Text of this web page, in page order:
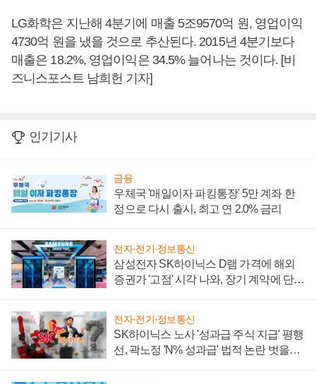
LG화학은 지난해 4분기에 매출 5조9570억 원, 영업이익
4730억 원을 냈을 것으로 추산된다. 2015년 4분기보다
매출은 18.2%, 영업이익은 34.5% 늘어나는 것이다. [비
즈니스포스트 남희헌 기자]
인기기사
금융
우체국 '매일이자 파킹통장' 5만 계좌 한
정으로 다시 출시, 최고 연 2.0% 금리
전자·전기·정보통신
삼성전자 SK하이닉스 D램 가격에 해외
증권가 '고점' 시각 나와, 장기 계약에 단점
전자·전기·정보통신
SK하이닉스 노사 '성과급 주식 지급' 평행
선, 곽노정 'N% 성과급' 법적 논란 벗을지